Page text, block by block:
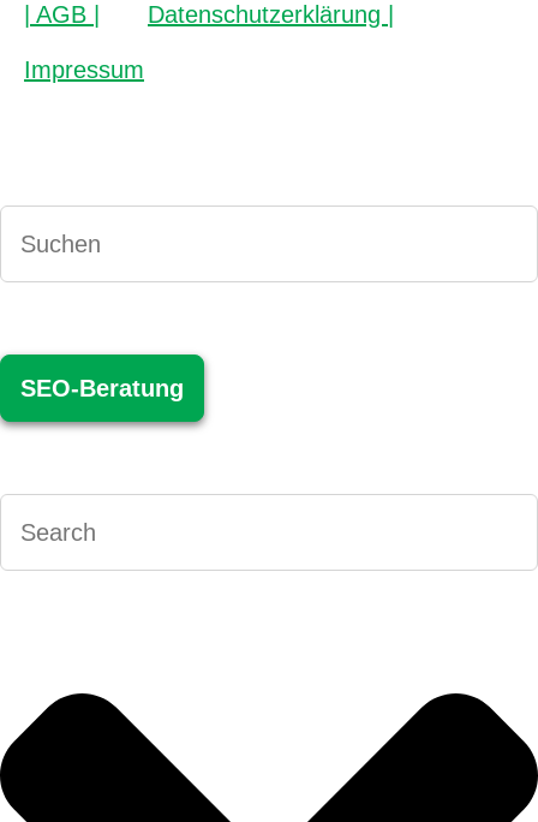
| AGB |
Datenschutzerklärung |
Impressum
SEO-Beratung